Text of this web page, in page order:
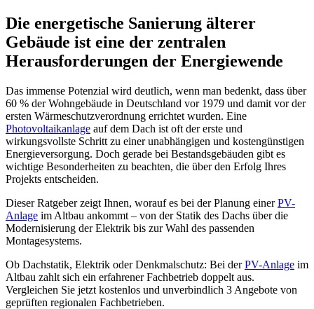
Die energetische Sanierung älterer
Gebäude ist eine der zentralen
Herausforderungen der Energiewende
Das immense Potenzial wird deutlich, wenn man bedenkt, dass über
60 % der Wohngebäude in Deutschland vor 1979 und damit vor der
ersten Wärmeschutzverordnung errichtet wurden. Eine
Photovoltaikanlage auf dem Dach ist oft der erste und
wirkungsvollste Schritt zu einer unabhängigen und kostengünstigen
Energieversorgung. Doch gerade bei Bestandsgebäuden gibt es
wichtige Besonderheiten zu beachten, die über den Erfolg Ihres
Projekts entscheiden.
Dieser Ratgeber zeigt Ihnen, worauf es bei der Planung einerPV-
Anlage im Altbau ankommt – von der Statik des Dachs über die
Modernisierung der Elektrik bis zur Wahl des passenden
Montagesystems.
Ob Dachstatik, Elektrik oder Denkmalschutz: Bei derPV-Anlage im
Altbau zahlt sich ein erfahrener Fachbetrieb doppelt aus.
Vergleichen Sie jetzt kostenlos und unverbindlich 3 Angebote von
geprüften regionalen Fachbetrieben.